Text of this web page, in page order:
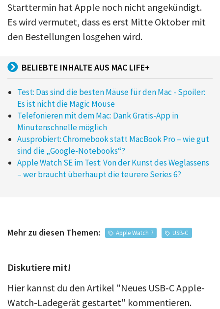
Starttermin hat Apple noch nicht angekündigt.
Es wird vermutet, dass es erst Mitte Oktober mit
den Bestellungen losgehen wird.
BELIEBTE INHALTE AUS MAC LIFE+
Test: Das sind die besten Mäuse für den Mac - Spoiler:
Es ist nicht die Magic Mouse
Telefonieren mit dem Mac: Dank Gratis-App in
Minutenschnelle möglich
Ausprobiert: Chromebook statt MacBook Pro – wie gut
sind die „Google-Notebooks“?
Apple Watch SE im Test: Von der Kunst des Weglassens
– wer braucht überhaupt die teurere Series 6?
Mehr zu diesen Themen: Apple Watch 7 USB-C
Diskutiere mit!
Hier kannst du den Artikel "Neues USB‑C Apple-
Watch-Ladegerät gestartet" kommentieren.